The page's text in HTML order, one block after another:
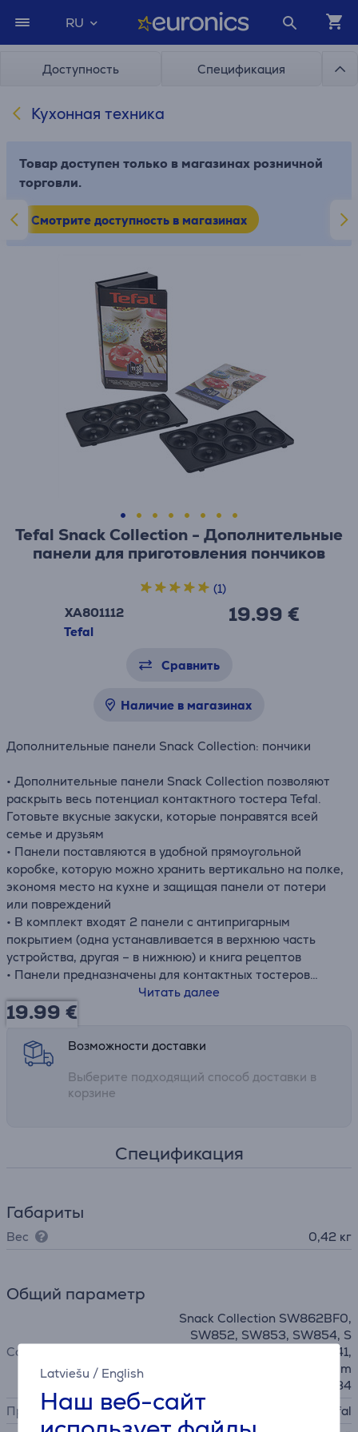
Latviešu / English
Наш веб-сайт
RU
Доступность Спецификация
Кухонная техника
Товар доступен только в магазинах розничной
торговли.
Смотрите доступность в магазинах
Tefal Snack Collection - Дополнительные
панели для приготовления пончиков
XA801112
Tefal
19.99 €
(1)
Сравнить
Наличие в магазинах
Дополнительные панели Snack Collection: пончики
• Дополнительные панели Snack Collection позволяют
раскрыть весь потенциал контактного тостера Tefal.
Готовьте вкусные закуски, которые понравятся всей
семье и друзьям
• Панели поставляются в удобной прямоугольной
коробке, которую можно хранить вертикально на полке,
экономя место на кухне и защищая панели от потери
или повреждений
• В комплект входят 2 панели с антипригарным
покрытием (одна устанавливается в верхнюю часть
устройства, другая – в нижнюю) и книга рецептов
• Панели предназначены для контактных тостеров
TEFAL® Snack Collection и Snack Time
Читать далее
19.99 €
Возможности доставки
Выберите подходящий способ доставки в
корзине
Спецификация
Габариты
Вес 0,42 кг
Общий параметр
Совместимость
Snack Collection SW862BF0,
SW852, SW853, SW854, S
W857 - Snack Time SW341,
SW342 - Snack Time Colo m
ania SW34
Производитель
Tefal